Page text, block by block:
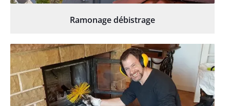
Ramonage débistrage